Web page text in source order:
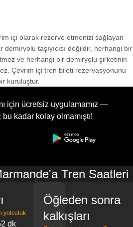
içi olarak rezerve etmenizi sağlayan
taşıyıcısı değildir, herhangi bir
ve herhangi bir demiryolu şirketinin
Çevrim içi tren bileti rezervasyonunu
kuruluştur.
için ücretsiz uygulamamız —
kadar kolay olmamıştı!
Tren Saatleri
yolculuk
dk
Öğleden sonra
kalkışları